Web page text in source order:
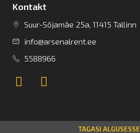
Kontakt
Suur-Sõjamäe 25a, 11415 Tallinn
info@arsenalrent.ee
5588966
TAGASI ALGUSESSE